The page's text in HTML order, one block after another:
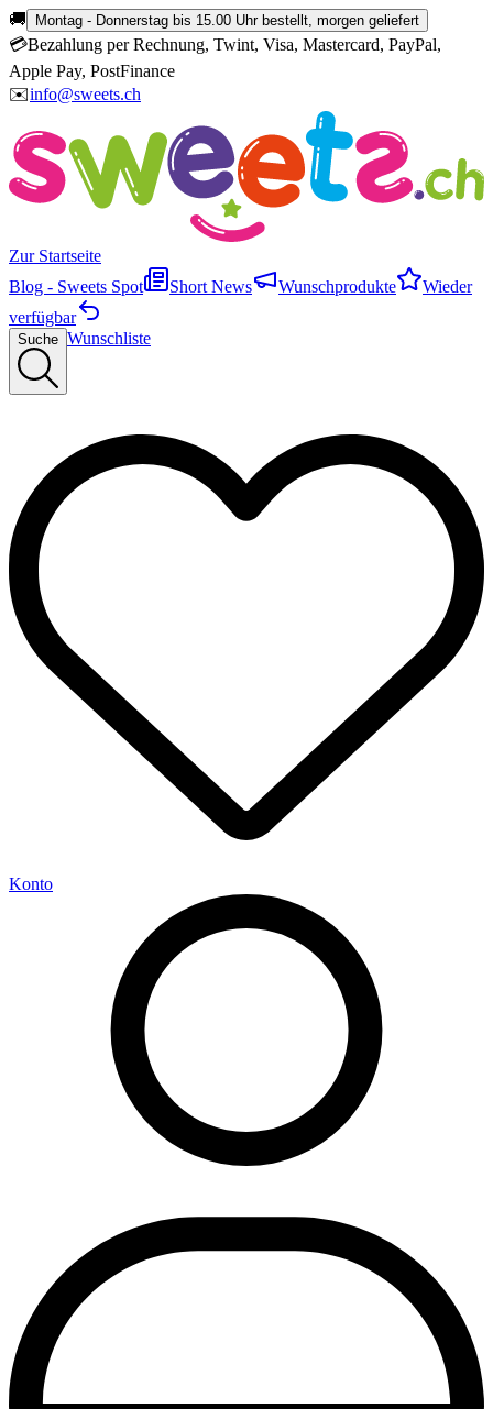
🚚 Montag - Donnerstag bis 15.00 Uhr bestellt, morgen geliefert
💳Bezahlung per Rechnung, Twint, Visa, Mastercard, PayPal,
Apple Pay, PostFinance
✉️info@sweets.ch
Zur Startseite
Blog - Sweets Spot
Short News Wunschprodukte
Wieder
verfügbar
Suche Wunschliste
Konto